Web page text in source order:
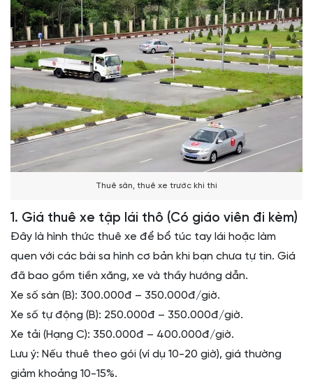
Thuê sân, thuê xe trước khi thi
1. Giá thuê xe tập lái thô (Có giáo viên đi kèm)
Đây là hình thức thuê xe để bổ túc tay lái hoặc làm
quen với các bài sa hình cơ bản khi bạn chưa tự tin. Giá
đã bao gồm tiền xăng, xe và thầy hướng dẫn.
Xe số sàn (B): 300.000đ – 350.000đ/giờ.
Xe số tự động (B): 250.000đ – 350.000đ/giờ.
Xe tải (Hạng C): 350.000đ – 400.000đ/giờ.
Lưu ý: Nếu thuê theo gói (ví dụ 10-20 giờ), giá thường
giảm khoảng 10-15%.